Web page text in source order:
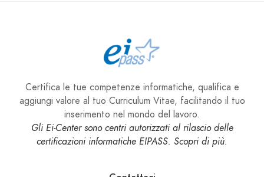
Certifica le tue competenze informatiche, qualifica e
aggiungi valore al tuo Curriculum Vitae, facilitando il tuo
inserimento nel mondo del lavoro.
Gli Ei-Center sono centri autorizzati al rilascio delle
certificazioni informatiche EIPASS. Scopri di più.